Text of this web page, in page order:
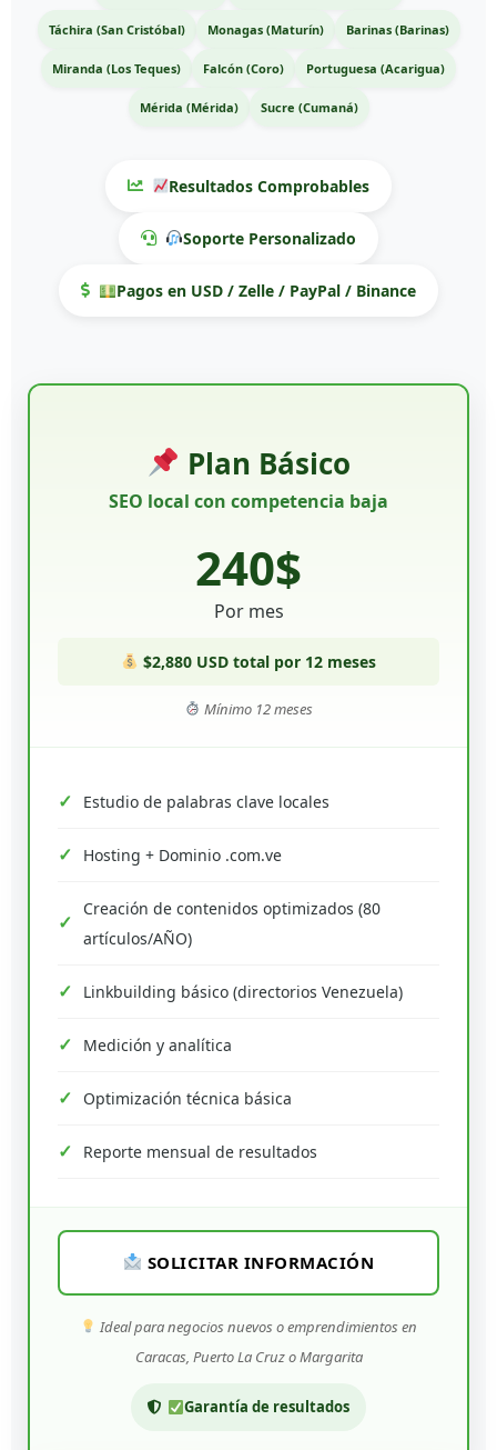
Táchira (San Cristóbal) Monagas (Maturín) Barinas (Barinas)
Miranda (Los Teques) Falcón (Coro) Portuguesa (Acarigua)
Mérida (Mérida) Sucre (Cumaná)
Resultados Comprobables
Soporte Personalizado
Pagos en USD / Zelle / PayPal / Binance
Plan Básico
SEO local con competencia baja
240$
Por mes
$2,880 USD total por 12 meses
Mínimo 12 meses
Estudio de palabras clave locales
Hosting + Dominio .com.ve
Creación de contenidos optimizados (80
artículos/AÑO)
Linkbuilding básico (directorios Venezuela)
Medición y analítica
Optimización técnica básica
Reporte mensual de resultados
SOLICITAR INFORMACIÓN
Ideal para negocios nuevos o emprendimientos en
Caracas, Puerto La Cruz o Margarita
Garantía de resultados